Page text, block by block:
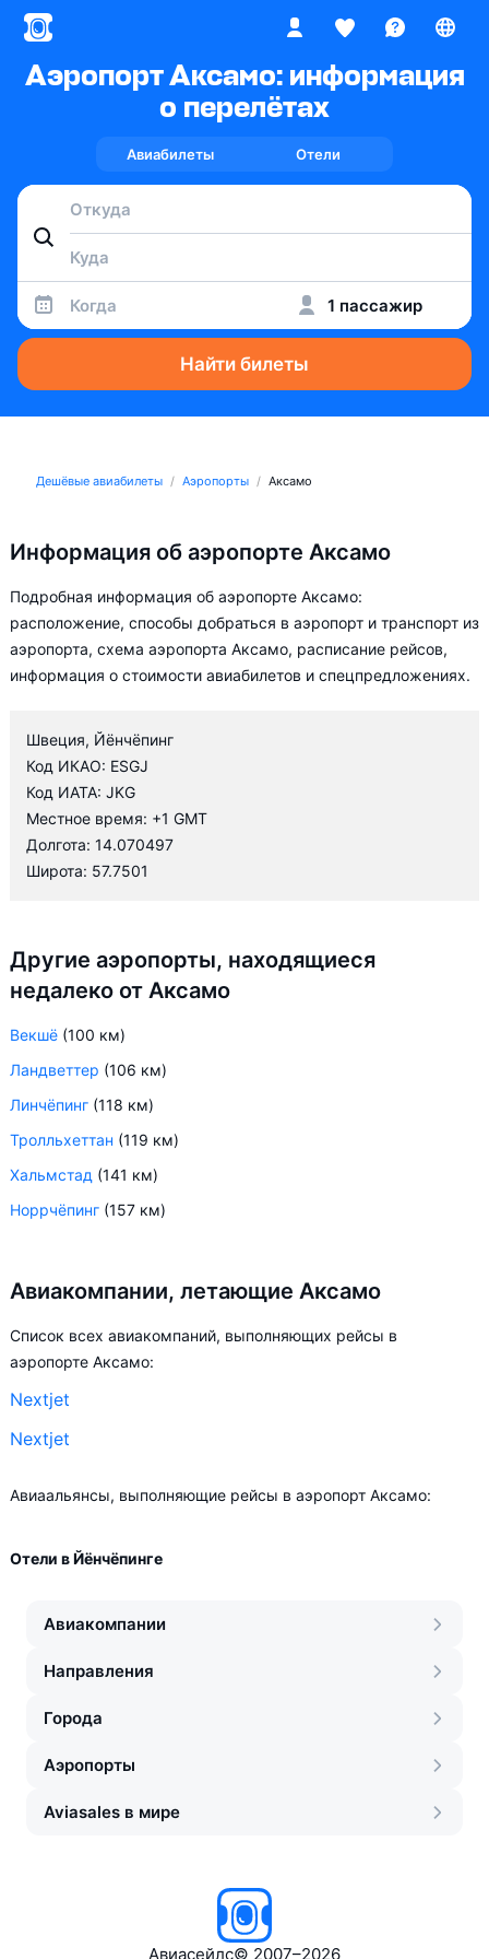
Аэропорт Аксамо: информация
о перелётах
Авиабилеты Отели
Когда 1 пассажир
Найти билеты
Дешёвые авиабилеты Аэропорты Аксамо
Информация об аэропорте Аксамо
Подробная информация об аэропорте Аксамо:
расположение, способы добраться в аэропорт и транспорт из
аэропорта, схема аэропорта Аксамо, расписание рейсов,
информация о стоимости авиабилетов и спецпредложениях.
Швеция, Йёнчёпинг
Код ИКАО: ESGJ
Код ИАТА: JKG
Местное время: +1 GMT
Долгота: 14.070497
Широта: 57.7501
Другие аэропорты, находящиеся
недалеко от Аксамо
Векшё (100 км)
Ландветтер (106 км)
Линчёпинг (118 км)
Тролльхеттан (119 км)
Хальмстад (141 км)
Норрчёпинг (157 км)
Авиакомпании, летающие Аксамо
Список всех авиакомпаний, выполняющих рейсы в
аэропорте Аксамо:
Nextjet
Nextjet
Авиаальянсы, выполняющие рейсы в аэропорт Аксамо:
Отели в Йёнчёпинге
Авиакомпании
Направления
Города
Аэропорты
Aviasales в мире
Авиасейлс© 2007–2026